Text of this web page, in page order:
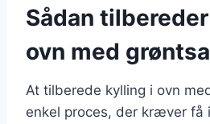
Sådan
ovn med
At tilberede kylling i ovn
enkel proces, der kræver få